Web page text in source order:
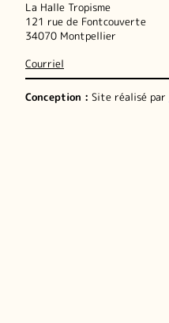
La Halle Tropisme
121 rue de Fontcouverte
34070 Montpellier
Courriel
Conception : Site réalisé par